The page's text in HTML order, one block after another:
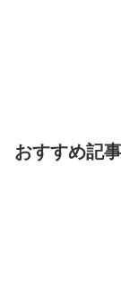
おすすめ記事